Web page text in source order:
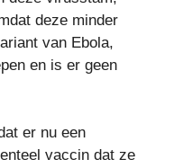
deze minder
van Ebola,
en is er geen
er nu een
vaccin dat ze